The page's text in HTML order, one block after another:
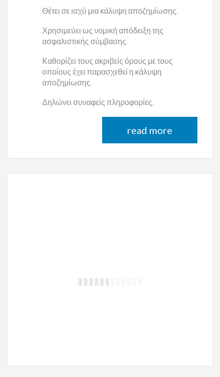
Θέτει σε ισχύ μια κάλυψη αποζημίωσης.
Χρησιμεύει ως νομική απόδειξη της
ασφαλιστικής σύμβασης.
Καθορίζει τους ακριβείς όρους με τους
οποίους έχει παρασχεθεί η κάλυψη
αποζημίωσης.
Δηλώνει συναφείς πληροφορίες.
read more